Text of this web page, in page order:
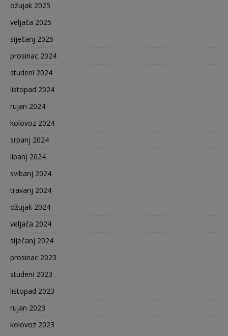
ožujak 2025
veljača 2025
siječanj 2025
prosinac 2024
studeni 2024
listopad 2024
rujan 2024
kolovoz 2024
srpanj 2024
lipanj 2024
svibanj 2024
travanj 2024
ožujak 2024
veljača 2024
siječanj 2024
prosinac 2023
studeni 2023
listopad 2023
rujan 2023
kolovoz 2023